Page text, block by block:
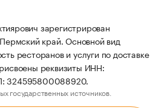
зарегистрирован
край. Основной вид
ресторанов и услуги по доставке
реквизиты ИНН:
324595800088920.
государственных источников.